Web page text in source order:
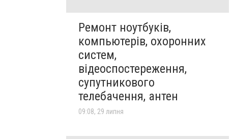
Ремонт ноутбуків,
компьютерів, охоронних
систем,
відеоспостереження,
супутникового
телебачення, антен
09:08, 29 липня